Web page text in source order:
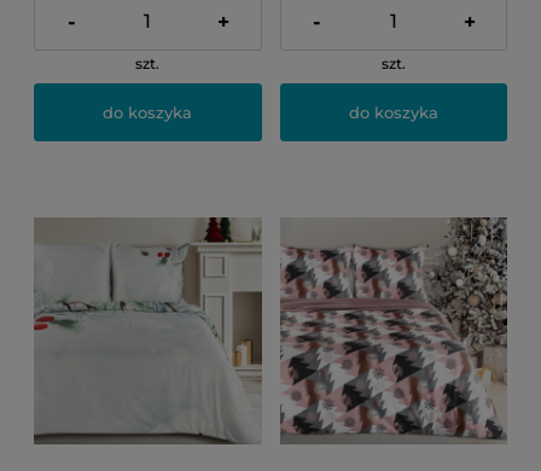
- +
szt.
do koszyka
- +
szt.
do koszyka